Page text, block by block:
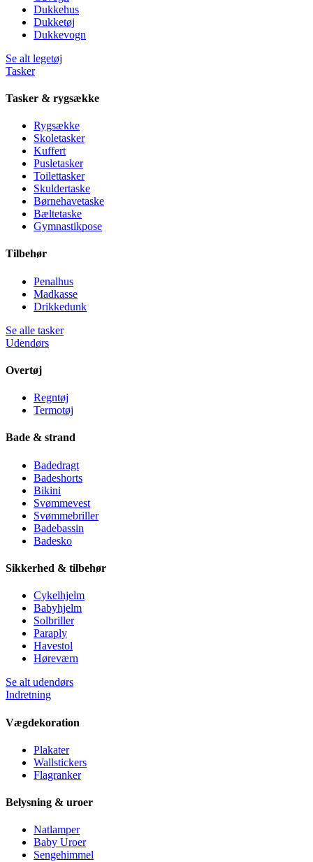
Dukkehus
Dukketøj
Dukkevogn
Se alt legetøj
Tasker
Tasker & rygsække
Rygsække
Skoletasker
Kuffert
Pusletasker
Toilettasker
Skuldertaske
Børnehavetaske
Bæltetaske
Gymnastikpose
Tilbehør
Penalhus
Madkasse
Drikkedunk
Se alle tasker
Udendørs
Overtøj
Regntøj
Termotøj
Bade & strand
Badedragt
Badeshorts
Bikini
Svømmevest
Svømmebriller
Badebassin
Badesko
Sikkerhed & tilbehør
Cykelhjelm
Babyhjelm
Solbriller
Paraply
Havestol
Høreværn
Se alt udendørs
Indretning
Vægdekoration
Plakater
Wallstickers
Flagranker
Belysning & uroer
Natlamper
Baby Uroer
Sengehimmel